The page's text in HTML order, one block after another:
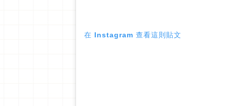
在 Instagram 查看這則貼文